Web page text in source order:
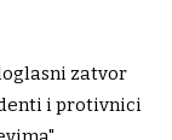
zatvor
i protivnici